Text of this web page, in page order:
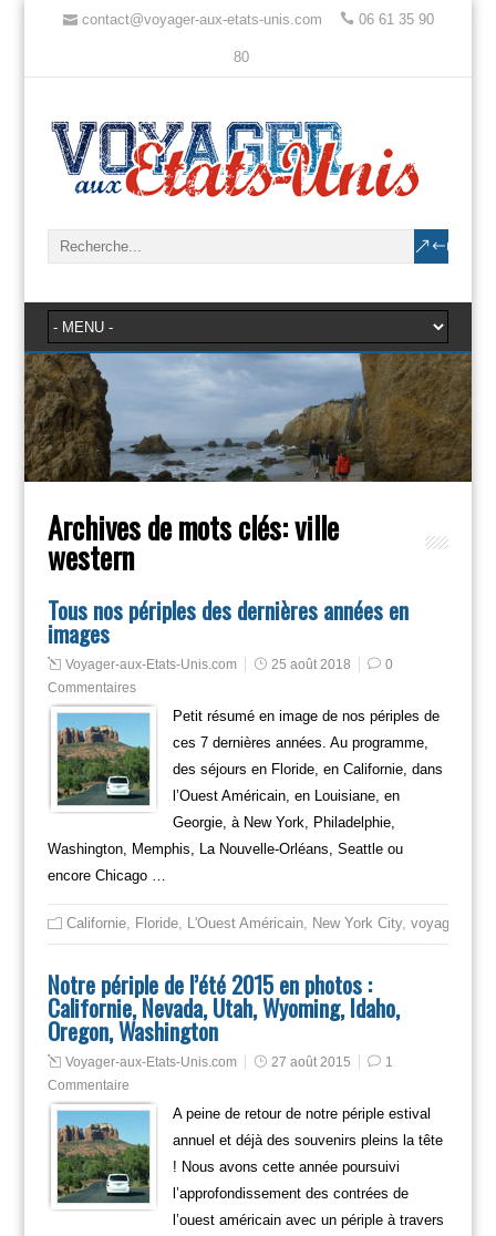
contact@voyager-aux-etats-unis.com 06 61 35 90
80
Archives de mots clés:ville
western
Tous nos périples des dernières années en
images
Voyager-aux-Etats-Unis.com 25 août 2018
0
Commentaires
Petit résumé en image de nos périples de
ces 7 dernières années. Au programme,
des séjours en Floride, en Californie, dans
l’Ouest Américain, en Louisiane, en
Georgie, à New York, Philadelphie,
Washington, Memphis, La Nouvelle-Orléans, Seattle ou
encore Chicago …
Californie, Floride, L'Ouest Américain, New York City, voyager
Notre périple de l’été 2015 en photos :
Californie, Nevada, Utah, Wyoming, Idaho,
Oregon, Washington
Voyager-aux-Etats-Unis.com 27 août 2015
1
Commentaire
A peine de retour de notre périple estival
annuel et déjà des souvenirs pleins la tête
! Nous avons cette année poursuivi
l’approfondissement des contrées de
l’ouest américain avec un périple à travers